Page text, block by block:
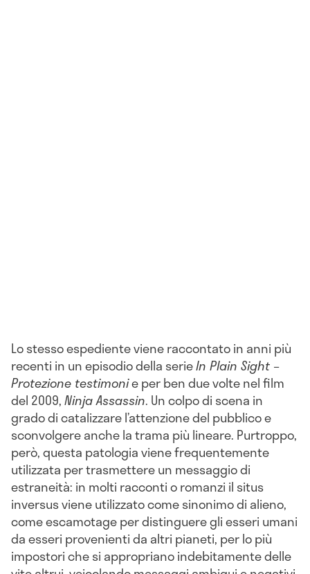
Lo stesso espediente viene raccontato in anni più
recenti in un episodio della serieIn Plain Sight –
Protezione testimonie per ben due volte nel film
del 2009,Ninja Assassin. Un colpo di scena in
grado di catalizzare l’attenzione del pubblico e
sconvolgere anche la trama più lineare. Purtroppo,
però, questa patologia viene frequentemente
utilizzata per trasmettere un messaggio di
estraneità: in molti racconti o romanzi il situs
inversus viene utilizzato come sinonimo di alieno,
come escamotage per distinguere gli esseri umani
da esseri provenienti da altri pianeti, per lo più
impostori che si appropriano indebitamente delle